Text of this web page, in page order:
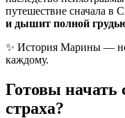
путешествие сначала
и дышит полной
✨ История Марины —
каждому.
Готовы начать
страха?